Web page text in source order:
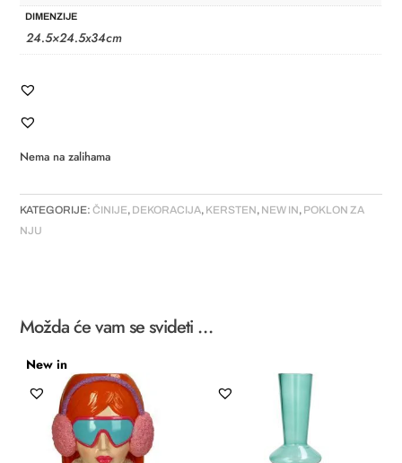
DIMENZIJE
24.5×24.5x34cm
Nema na zalihama
KATEGORIJE:ČINIJE, DEKORACIJA, KERSTEN, NEW IN, POKLON ZA
NJU
Možda će vam se svideti …
New in